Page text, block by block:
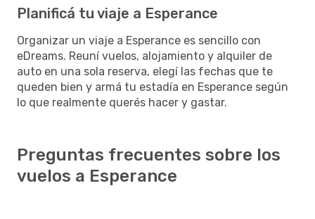
Planificá tu viaje a Esperance
Organizar un viaje a Esperance es sencillo con
eDreams. Reuní vuelos, alojamiento y alquiler de
auto en una sola reserva, elegí las fechas que te
queden bien y armá tu estadía en Esperance según
lo que realmente querés hacer y gastar.
Preguntas frecuentes sobre los
vuelos a Esperance